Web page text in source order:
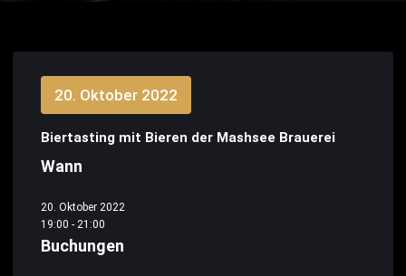
20. Oktober 2022
Biertasting mit Bieren der Mashsee Brauerei
Wann
20. Oktober 2022
19:00 - 21:00
Buchungen